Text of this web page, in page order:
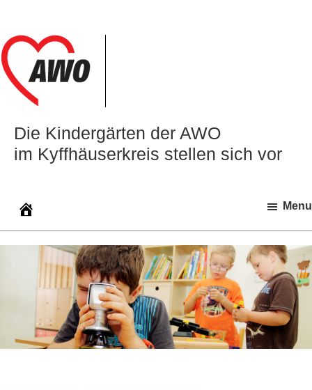
springen
springen
springen
Die Kindergärten der AWO
im Kyffhäuserkreis stellen sich vor
Menu